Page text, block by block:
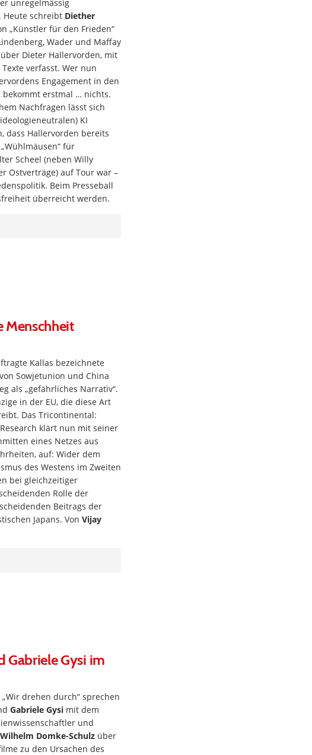
unregelmässig
Heute schreibt Diether
„Künstler für den Frieden“
Wader und Maffay
Dieter Hallervorden, mit
verfasst. Wer nun
Engagement in den
bekommt erstmal … nichts.
Nachfragen lässt sich
KI
dass Hallervorden bereits
für
Scheel (neben Willy
Ostverträge) auf Tour war –
Beim Presseball
überreicht werden.
Menschheit
Kallas bezeichnete
Sowjetunion und China
als „gefährliches Narrativ“.
in der EU, die diese Art
Das Tricontinental:
klärt nun mit seiner
eines Netzes aus
auf: Wider dem
des Westens im Zweiten
bei gleichzeitiger
Rolle der
Beitrags der
Japans. Von Vijay
Gabriele Gysi im
drehen durch“ sprechen
Gabriele Gysi mit dem
und
Wilhelm Domke-Schulz über
zu den Ursachen des